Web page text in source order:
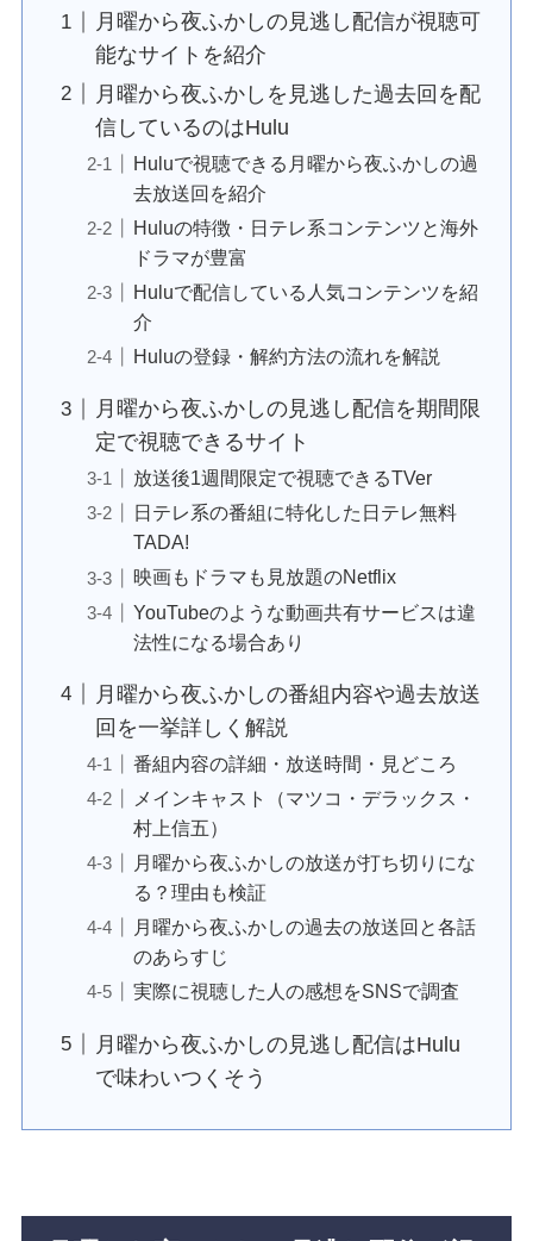
月曜から夜ふかしの見逃し配信が視聴可
能なサイトを紹介
月曜から夜ふかしを見逃した過去回を配
信しているのはHulu
Huluで視聴できる月曜から夜ふかしの過
去放送回を紹介
Huluの特徴・日テレ系コンテンツと海外
ドラマが豊富
Huluで配信している人気コンテンツを紹
介
Huluの登録・解約方法の流れを解説
月曜から夜ふかしの見逃し配信を期間限
定で視聴できるサイト
放送後1週間限定で視聴できるTVer
日テレ系の番組に特化した日テレ無料
TADA!
映画もドラマも見放題のNetflix
YouTubeのような動画共有サービスは違
法性になる場合あり
月曜から夜ふかしの番組内容や過去放送
回を一挙詳しく解説
番組内容の詳細・放送時間・見どころ
メインキャスト（マツコ・デラックス・
村上信五）
月曜から夜ふかしの放送が打ち切りにな
る？理由も検証
月曜から夜ふかしの過去の放送回と各話
のあらすじ
実際に視聴した人の感想をSNSで調査
月曜から夜ふかしの見逃し配信はHulu
で味わいつくそう